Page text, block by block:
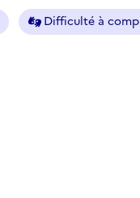
Difficulté à